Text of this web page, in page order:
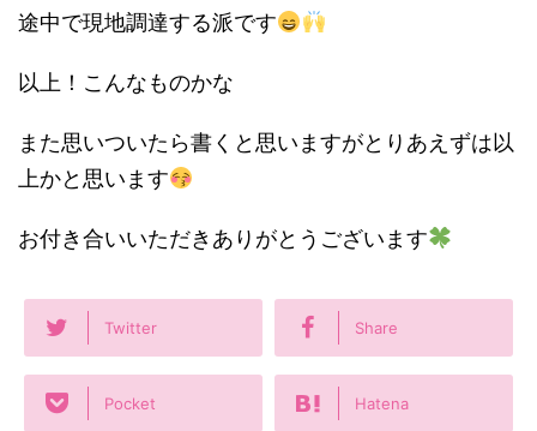
途中で現地調達する派です
以上！こんなものかな
また思いついたら書くと思いますがとりあえずは以
上かと思います
お付き合いいただきありがとうございます
Twitter Share
Pocket Hatena